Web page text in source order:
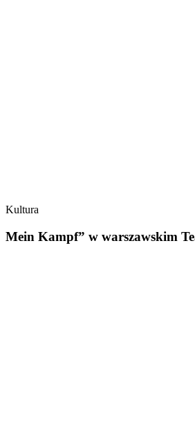
Kultura
Mein Kampf” w warszawskim